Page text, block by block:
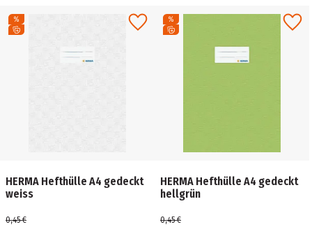
HERMA Hefthülle A4 gedeckt
weiss
0,45 €
HERMA Hefthülle A4 gedeckt
hellgrün
0,45 €